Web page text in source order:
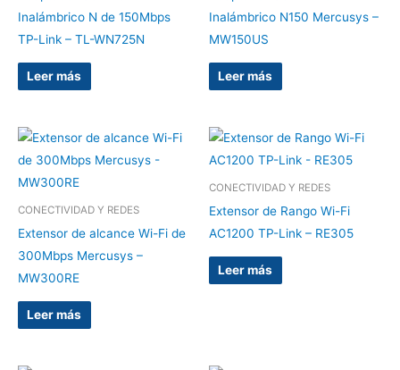
Inalámbrico N de 150Mbps
TP-Link – TL-WN725N
Leer más
Inalámbrico N150 Mercusys –
MW150US
Leer más
CONECTIVIDAD Y REDES
Extensor de alcance Wi-Fi de
300Mbps Mercusys –
MW300RE
Leer más
CONECTIVIDAD Y REDES
Extensor de Rango Wi-Fi
AC1200 TP-Link – RE305
Leer más